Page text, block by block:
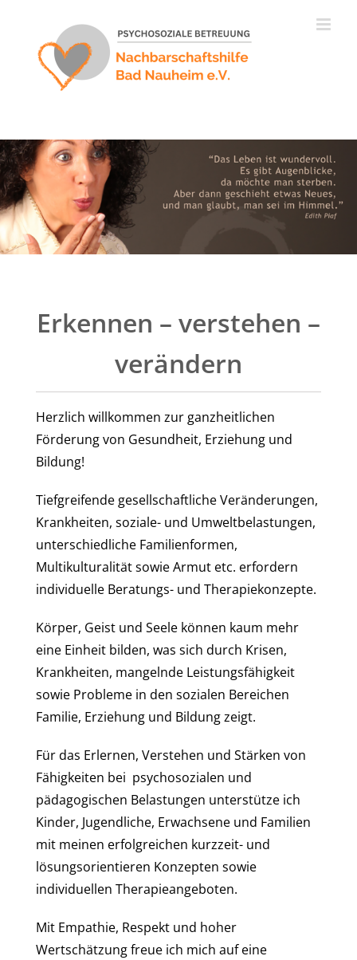
springen
Erkennen – verstehen –
verändern
Herzlich willkommen zur ganzheitlichen
Förderung von Gesundheit, Erziehung und
Bildung!
Tiefgreifende gesellschaftliche Veränderungen,
Krankheiten, soziale- und Umweltbelastungen,
unterschiedliche Familienformen,
Multikulturalität sowie Armut etc. erfordern
individuelle Beratungs- und Therapiekonzepte.
Körper, Geist und Seele können kaum mehr
eine Einheit bilden, was sich durch Krisen,
Krankheiten, mangelnde Leistungsfähigkeit
sowie Probleme in den sozialen Bereichen
Familie, Erziehung und Bildung zeigt.
Für das Erlernen, Verstehen und Stärken von
Fähigkeiten bei psychosozialen und
pädagogischen Belastungen unterstütze ich
Kinder, Jugendliche, Erwachsene und Familien
mit meinen erfolgreichen kurzzeit- und
lösungsorientieren Konzepten sowie
individuellen Therapieangeboten.
Mit Empathie, Respekt und hoher
Wertschätzung freue ich mich auf eine